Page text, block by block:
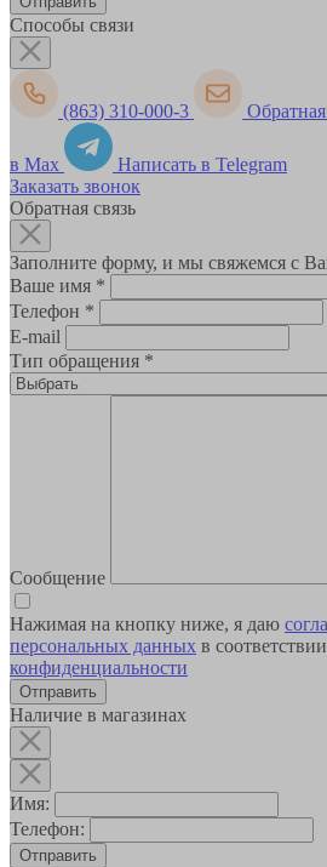
Способы связи
(863) 310-000-3 Обратная
в Max
Написать в Telegram
Заказать звонок
Обратная связь
Заполните форму, и мы свяжемся с
Ваше имя *
Телефон *
E-mail
Тип обращения *
Сообщение
Нажимая на кнопку ниже, я даю
персональных данных в
конфиденциальности
Наличие в магазинах
Имя:
Телефон:
Отправить